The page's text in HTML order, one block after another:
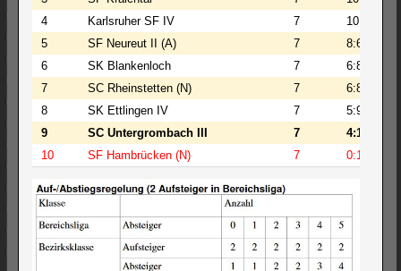
4
Karlsruher SF IV 7
10:4
5
SF Neureut II (A) 7
8:6
6
SK Blankenloch 7
6:8
7
SC Rheinstetten (N) 7
6:8
8
SK Ettlingen IV 7
5:9
9
SC Untergrombach III 7
4:10
10
SF Hambrücken (N) 7 0:14